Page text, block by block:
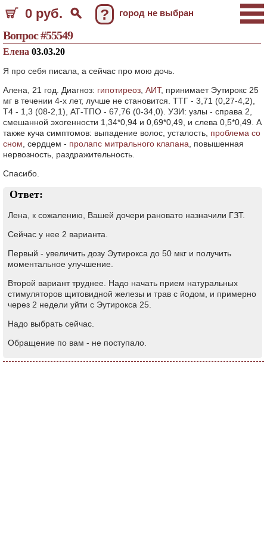
0 руб. ? город не выбран
Вопрос #55549
Елена 03.03.20
Я про себя писала, а сейчас про мою дочь.
Алена, 21 год. Диагноз: гипотиреоз АИТ, принимает Эутирокс 25
мг в течении 4-х лет, лучше не становится. ТТГ - 3,71 (0,27-4,2),
Т4 - 1,3 (08-2,1), АТ-ТПО - 67,76 (0-34,0). УЗИ: узлы - справа 2,
смешанной эхогенности 1,34*0,94 и 0,69*0,49, и слева 0,5*0,49. А
также куча симптомов: выпадение волос, усталость, проблема со
сном , сердцем - пролапс митрального клапана , повышенная
нервозность, раздражительность.
Спасибо.
Ответ:
Лена, к сожалению, Вашей дочери рановато назначили ГЗТ.
Сейчас у нее 2 варианта.
Первый - увеличить дозу Эутирокса до 50 мкг и получить
моментальное улучшение.
Второй вариант труднее. Надо начать прием натуральных
стимуляторов щитовидной железы и трав с йодом, и примерно
через 2 недели уйти с Эутирокса 25.
Надо выбрать сейчас.
Обращение по вам - не поступало.